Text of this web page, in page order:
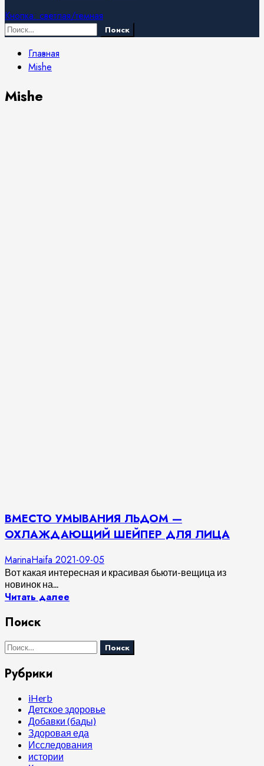
Кнопка: светлая/темная
Найти:
Главная
Mishe
Mishe
ВМЕСТО УМЫВАНИЯ ЛЬДОМ —
ОХЛАЖДАЮЩИЙ ШЕЙПЕР ДЛЯ ЛИЦА
MarinaHaifa 2021-09-05
Вот какая интересная и красивая бьюти-вещица из
новинок на...
Читать далее
Поиск
Найти:
Рубрики
iHerb
Детское здоровье
Добавки (бады)
Здоровая еда
Исследования
истории